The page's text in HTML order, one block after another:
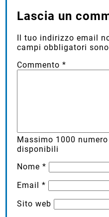
Lascia un
Il tuo indirizzo email
campi obbligatori
Commento*
Massimo 1000
disponibili
Nome*
Email*
Sito web